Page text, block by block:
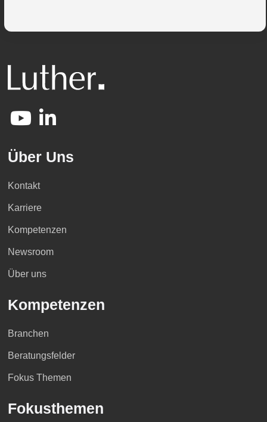
Über Uns
Kontakt
Karriere
Kompetenzen
Newsroom
Über uns
Kompetenzen
Branchen
Beratungsfelder
Fokus Themen
Fokusthemen